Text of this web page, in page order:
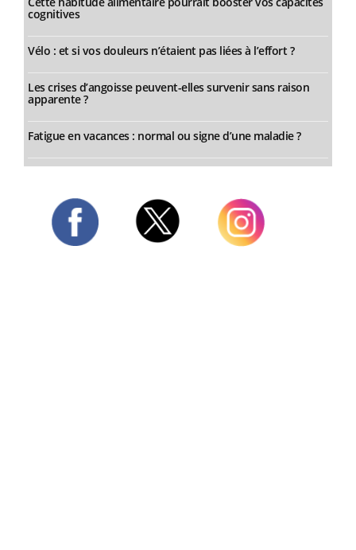
cognitives
Vélo : et si vos douleurs n’étaient pas liées à l’effort ?
Les crises d’angoisse peuvent-elles survenir sans raison
apparente ?
Fatigue en vacances : normal ou signe d’une maladie ?